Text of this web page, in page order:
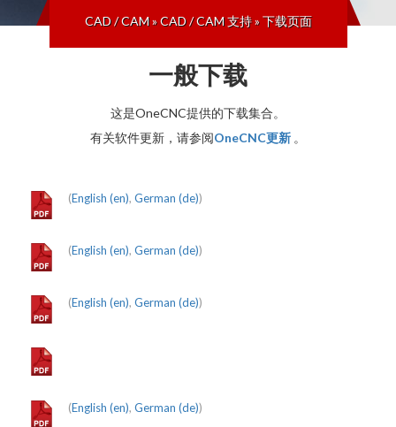
CAD / CAM»CAD / CAM 支持»下载页面
一般下载
这是OneCNC提供的下载集合。
有关软件更新，请参阅OneCNC更新 。
(English (en), German (de))
(English (en), German (de))
(English (en), German (de))
(English (en), German (de))